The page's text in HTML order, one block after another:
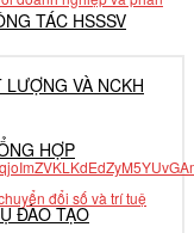
TÁC HSSSV
VÀ NCKH
HỢP
ĐÀO TẠO
đổi số và trí tuệ